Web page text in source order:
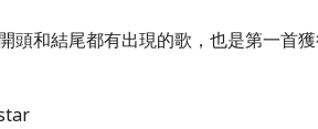
頭和結尾都有出現的歌，也是第一首